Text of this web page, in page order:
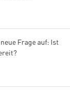
Frage auf: Ist